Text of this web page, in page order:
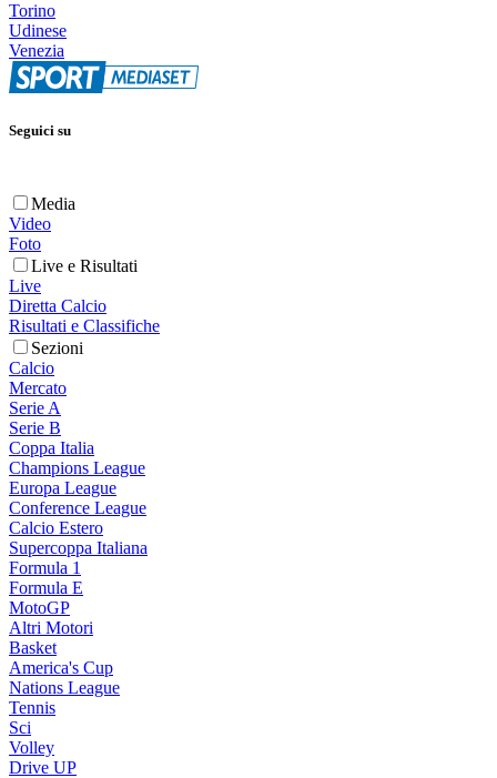
Torino
Udinese
Venezia
Seguici su
Media
Video
Foto
Live e Risultati
Live
Diretta Calcio
Risultati e Classifiche
Sezioni
Calcio
Mercato
Serie A
Serie B
Coppa Italia
Champions League
Europa League
Conference League
Calcio Estero
Supercoppa Italiana
Formula 1
Formula E
MotoGP
Altri Motori
Basket
America's Cup
Nations League
Tennis
Sci
Volley
Drive UP